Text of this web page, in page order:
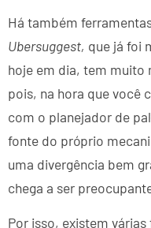
Há também
Ubersuggest, que já foi
hoje em dia, tem muito
pois, na hora que você
com o planejador de
fonte do próprio
uma divergência bem
chega a ser
Por isso, existem